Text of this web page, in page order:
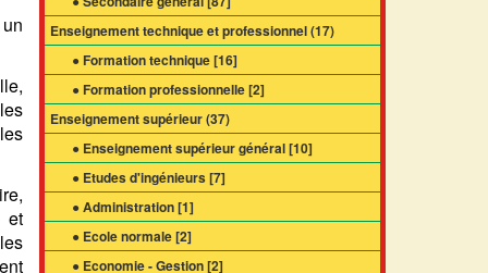
et
Enseignement technique et professionnel (17)
● Formation technique [16]
● Formation professionnelle [2]
Enseignement supérieur (37)
● Enseignement supérieur général [10]
● Etudes d'ingénieurs [7]
● Administration [1]
● Ecole normale [2]
● Economie - Gestion [2]